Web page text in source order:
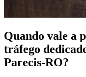
Quando vale a
tráfego
Parecis-RO?